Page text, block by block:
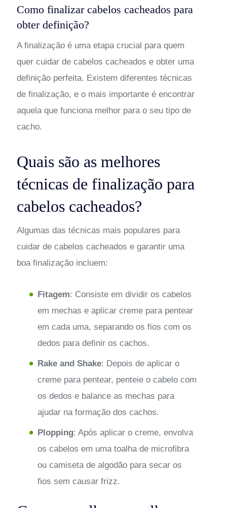
Como finalizar cabelos cacheados para
obter definição?
A finalização é uma etapa crucial para quem
quer cuidar de cabelos cacheados e obter uma
definição perfeita. Existem diferentes técnicas
de finalização, e o mais importante é encontrar
aquela que funciona melhor para o seu tipo de
cacho.
Quais são as melhores
técnicas de finalização para
cabelos cacheados?
Algumas das técnicas mais populares para
cuidar de cabelos cacheados e garantir uma
boa finalização incluem:
Fitagem: Consiste em dividir os cabelos
em mechas e aplicar creme para pentear
em cada uma, separando os fios com os
dedos para definir os cachos.
Rake and Shake: Depois de aplicar o
creme para pentear, penteie o cabelo com
os dedos e balance as mechas para
ajudar na formação dos cachos.
Plopping: Após aplicar o creme, envolva
os cabelos em uma toalha de microfibra
ou camiseta de algodão para secar os
fios sem causar frizz.